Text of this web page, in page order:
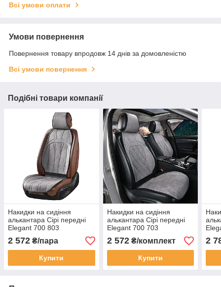
Всі умови оплати
Умови повернення
Повернення товару впродовж 14 днів за домовленістю
Всі умови повернення
Подібні товари компанії
Накидки на сидіння
алькантара Сірі передні
Elegant 700 803
2 572 ₴/пара
Купити
Накидки на сидіння
алькантара Сірі передні
Elegant 700 703
2 572₴/комплект
Купити
2